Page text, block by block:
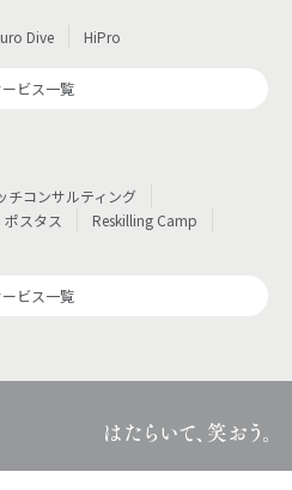
Dive HiPro
ビス一覧
チコンサルティング
ポスタス
Reskilling Camp
ビス一覧